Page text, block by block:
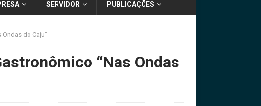
SERVIDOR PUBLICAÇÕES
do Caju”
“Nas Ondas